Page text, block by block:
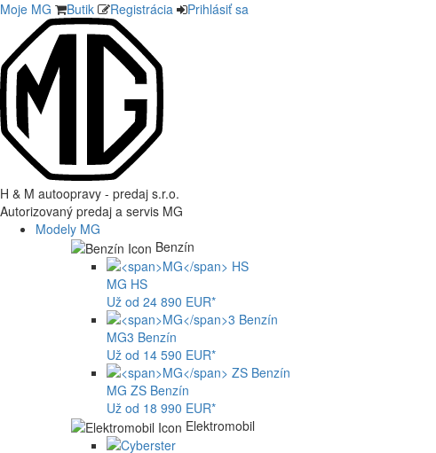
Moje MG Butik Registrácia Prihlásiť sa
H & M autoopravy - predaj s.r.o.
Autorizovaný predaj a servis MG
Modely MG
Benzín
MG HS
Už od 24 890 EUR*
MG3 Benzín
Už od 14 590 EUR*
MG ZS Benzín
Už od 18 990 EUR*
Elektromobil